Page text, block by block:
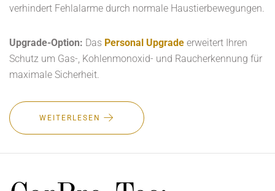
verhindert Fehlalarme durch normale Haustierbewegungen.
Upgrade-Option: Das Personal Upgrade erweitert Ihren
Schutz um Gas-, Kohlenmonoxid- und Raucherkennung für
maximale Sicherheit.
WEITERLESEN